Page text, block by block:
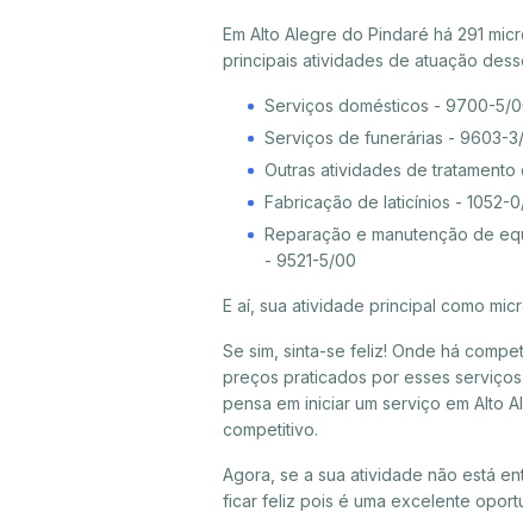
Em Alto Alegre do Pindaré há 291
principais atividades de atuação
Serviços domésticos - 9700-5/
Serviços de funerárias - 9603-
Outras atividades de
Fabricação de laticínios - 1052-
Reparação e manutenção de
- 9521-5/00
E aí, sua atividade principal como
Se sim, sinta-se feliz! Onde há
preços praticados por esses
pensa em iniciar um serviço em Alto
competitivo.
Agora, se a sua atividade não está
ficar feliz pois é uma excelente